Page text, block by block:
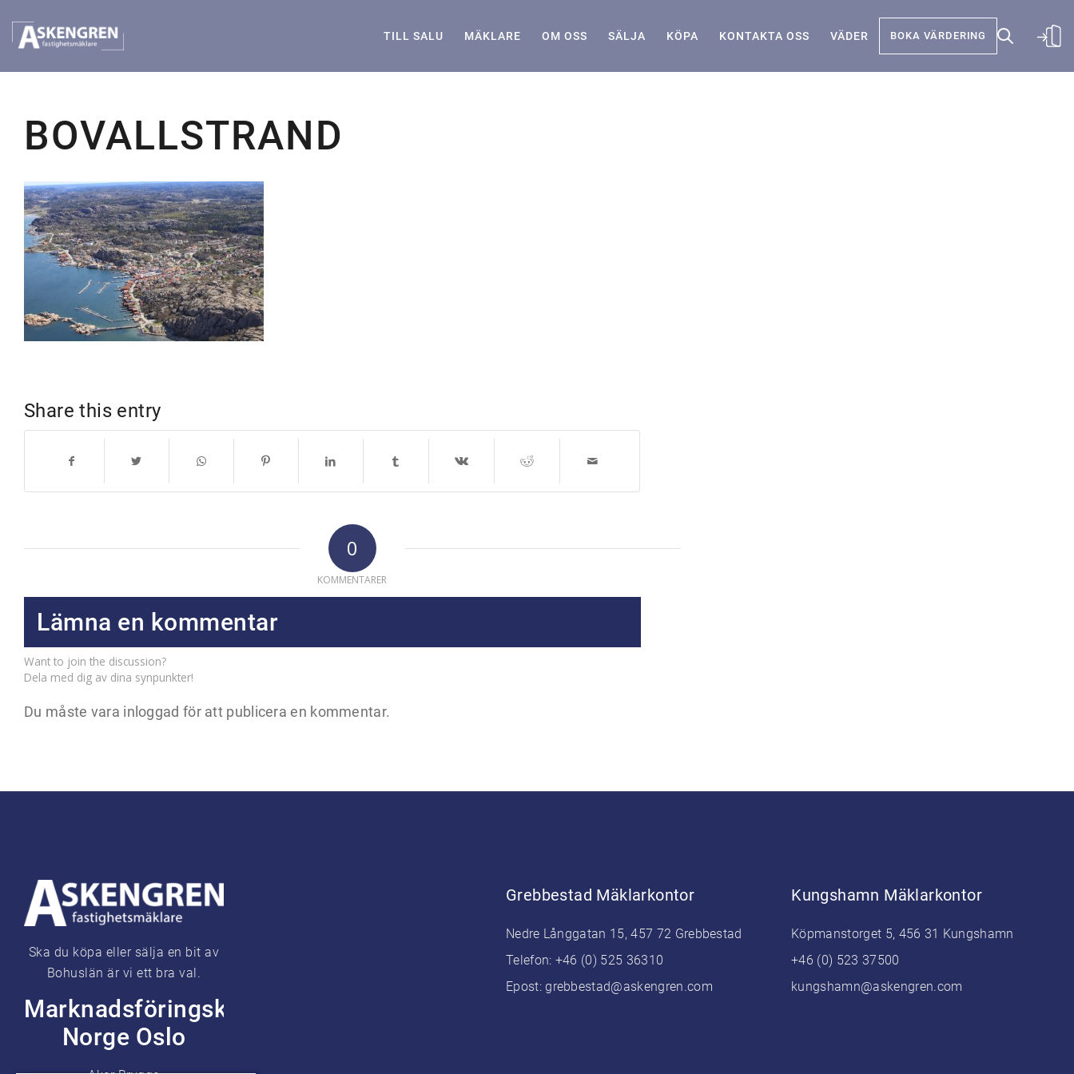
TILL SALU MÄKLARE OM OSS SÄLJA KÖPA KONTAKTA OSS VÄDER BOKA VÄRDERING
BOVALLSTRAND
Share this entry
0
KOMMENTARER
Lämna en kommentar
Want to join the discussion?
Dela med dig av dina synpunkter!
Du måste vara inloggad för att publicera en kommentar.
Ska du köpa eller sälja en bit av
Bohuslän är vi ett bra val.
Marknadsföringskontor
Norge Oslo
Grebbestad Mäklarkontor
Nedre Långgatan 15, 457 72 Grebbestad
Telefon: +46 (0) 525 36310
Epost:grebbestad@askengren.com
Kungshamn Mäklarkontor
Köpmanstorget 5, 456 31 Kungshamn
+46 (0) 523 37500
kungshamn@askengren.com